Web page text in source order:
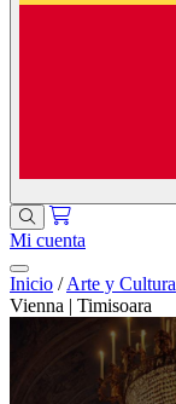
Mi cuenta
Inicio / Arte y Cultura
Vienna | Timisoara